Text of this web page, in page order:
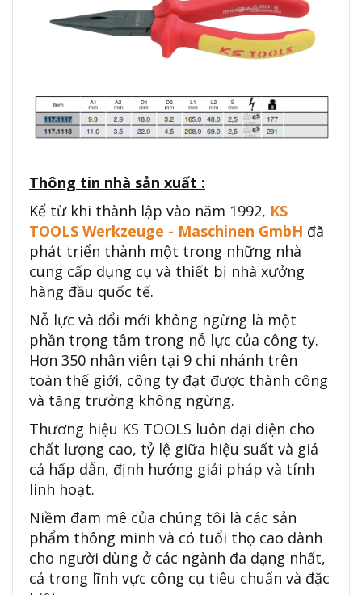
Thông tin nhà sản xuất :
Kể từ khi thành lập vào năm 1992, KS
TOOLS Werkzeuge - Maschinen GmbH đã
phát triển thành một trong những nhà
cung cấp dụng cụ và thiết bị nhà xưởng
hàng đầu quốc tế.
Nỗ lực và đổi mới không ngừng là một
phần trọng tâm trong nỗ lực của công ty.
Hơn 350 nhân viên tại 9 chi nhánh trên
toàn thế giới, công ty đạt được thành công
và tăng trưởng không ngừng.
Thương hiệu KS TOOLS luôn đại diện cho
chất lượng cao, tỷ lệ giữa hiệu suất và giá
cả hấp dẫn, định hướng giải pháp và tính
linh hoạt.
Niềm đam mê của chúng tôi là các sản
phẩm thông minh và có tuổi thọ cao dành
cho người dùng ở các ngành đa dạng nhất,
cả trong lĩnh vực công cụ tiêu chuẩn và đặc